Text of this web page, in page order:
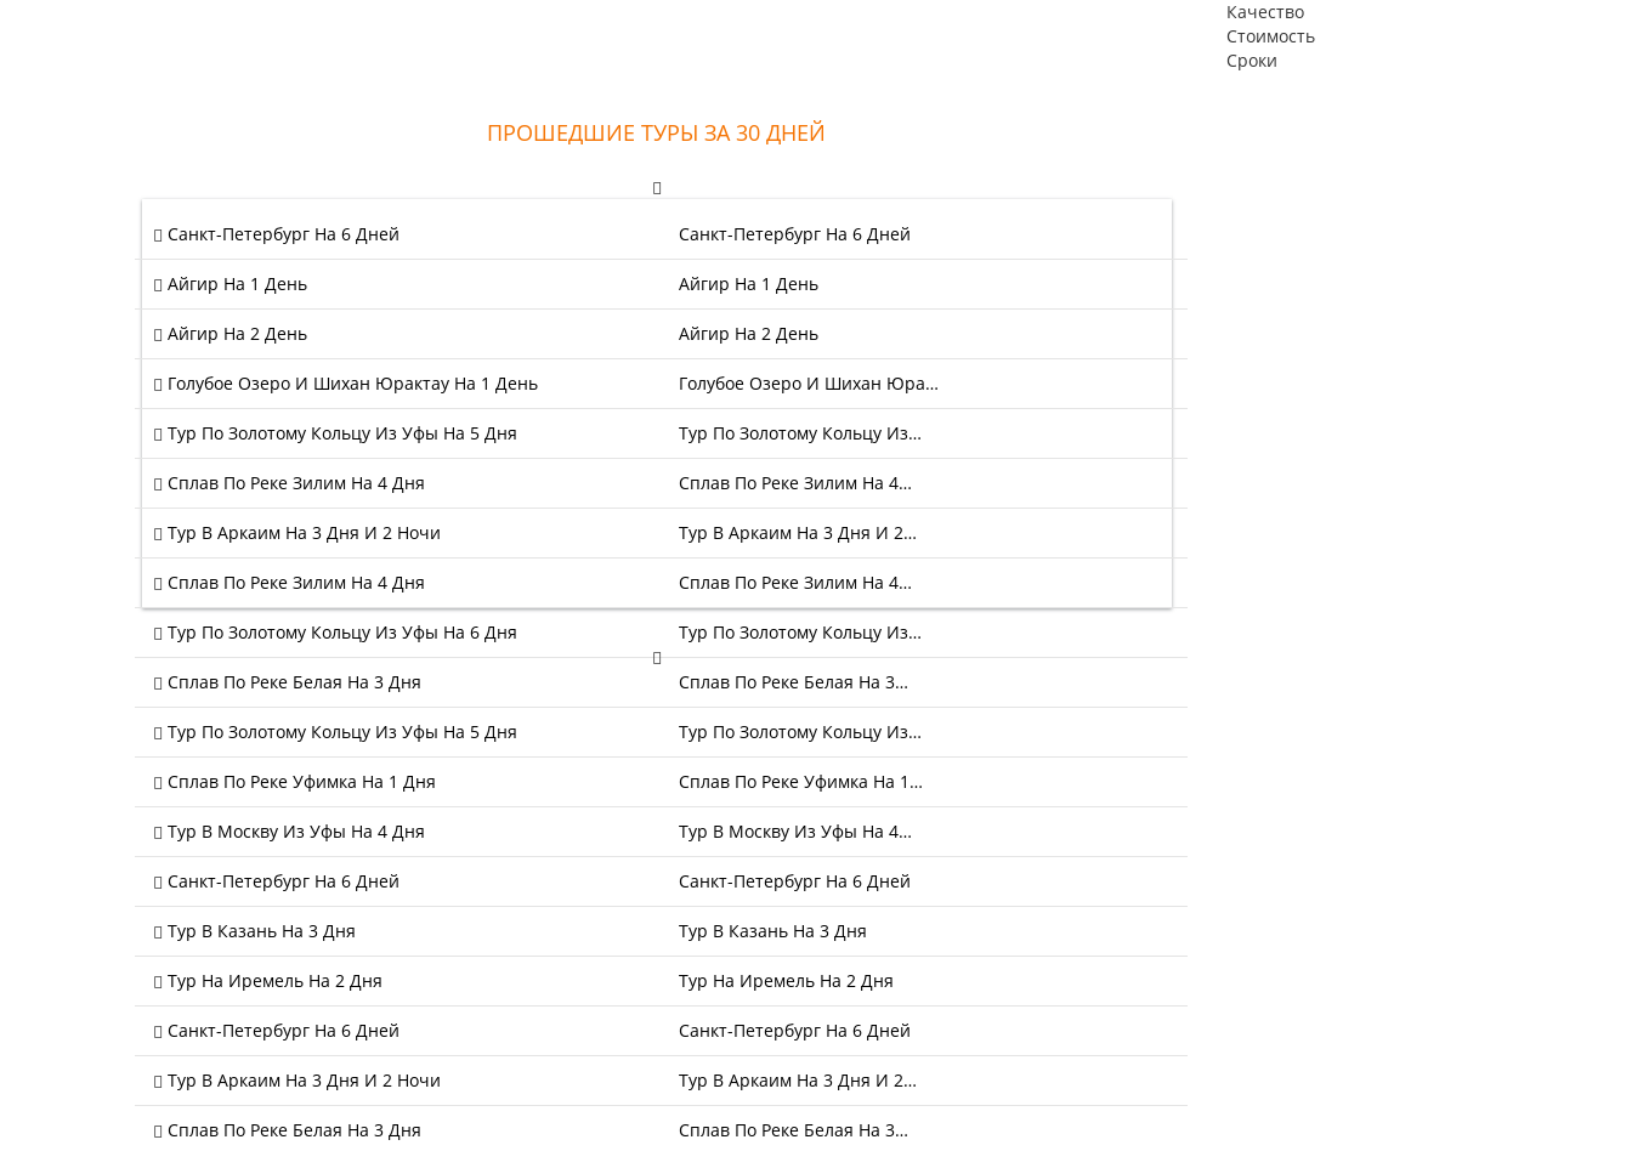
Качество
Стоимость
Сроки
ПРОШЕДШИЕ ТУРЫ ЗА 30 ДНЕЙ
Санкт-Петербург На 6 Дней Санкт-Петербург На 6 Дней
Айгир На 1 День Айгир На 1 День
Айгир На 2 День Айгир На 2 День
Голубое Озеро И Шихан Юрактау На 1 День Голубое Озеро И Шихан Юра…
Тур По Золотому Кольцу Из Уфы На 5 Дня Тур По Золотому Кольцу Из…
Сплав По Реке Зилим На 4 Дня Сплав По Реке Зилим На 4…
Тур В Аркаим На 3 Дня И 2 Ночи Тур В Аркаим На 3 Дня И 2…
Сплав По Реке Зилим На 4 Дня Сплав По Реке Зилим На 4…
Тур По Золотому Кольцу Из Уфы На 6 Дня Тур По Золотому Кольцу Из…
Сплав По Реке Белая На 3 Дня Сплав По Реке Белая На 3…
Тур По Золотому Кольцу Из Уфы На 5 Дня Тур По Золотому Кольцу Из…
Сплав По Реке Уфимка На 1 Дня Сплав По Реке Уфимка На 1…
Тур В Москву Из Уфы На 4 Дня Тур В Москву Из Уфы На 4…
Санкт-Петербург На 6 Дней Санкт-Петербург На 6 Дней
Тур В Казань На 3 Дня Тур В Казань На 3 Дня
Тур На Иремель На 2 Дня Тур На Иремель На 2 Дня
Санкт-Петербург На 6 Дней Санкт-Петербург На 6 Дней
Тур В Аркаим На 3 Дня И 2 Ночи Тур В Аркаим На 3 Дня И 2…
Сплав По Реке Белая На 3 Дня Сплав По Реке Белая На 3…